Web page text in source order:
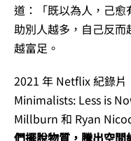
道：「既以為人，己
助別人越多，自己反
越富足。
2021 年 Netflix 紀錄
Minimalists: Less is
Millburn 和 Ryan
們擺脫物質，騰出空